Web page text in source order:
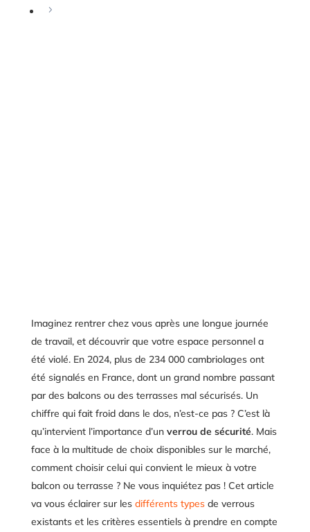
5
Imaginez rentrer chez vous après une longue journée
de travail, et découvrir que votre espace personnel a
été violé. En 2024, plus de 234 000 cambriolages ont
été signalés en France, dont un grand nombre passant
par des balcons ou des terrasses mal sécurisés. Un
chiffre qui fait froid dans le dos, n’est-ce pas ? C’est là
qu’intervient l’importance d’un verrou de sécurité. Mais
face à la multitude de choix disponibles sur le marché,
comment choisir celui qui convient le mieux à votre
balcon ou terrasse ? Ne vous inquiétez pas ! Cet article
va vous éclairer sur les différents typesde verrous
existants et les critères essentiels à prendre en compte